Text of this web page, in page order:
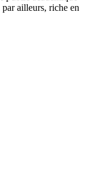
public académique
ailleurs, riche en